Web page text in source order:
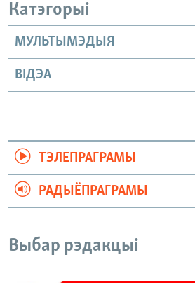
Катэгорыі
МУЛЬТЫМЭДЫЯ
ВІДЭА
ТЭЛЕПРАГРАМЫ
РАДЫЁПРАГРАМЫ
Выбар рэдакцыі